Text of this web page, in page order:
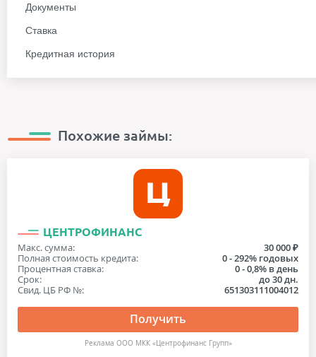
Без поручителей
Без электронной почты
Не выходя из дома
С личным кабинетом
с 20 лет
с 21 года
с 22 лет
На карту МИР
На карту Сбербанка
Безработным
Должникам
Пенсионерам
Студентам
Документы
Без проверок и справок
Без снилс
По паспорту
Ставка
Без процентов
Под 0 процентов
Кредитная история
Без проверки кредитной истории
Похожие займы:
ЦЕНТРОФИНАНС
Макс. сумма:
30 000 ₽
Полная стоимость кредита:
0 - 292% годовых
Процентная ставка:
0 - 0,8% в день
Срок:
до 30 дн.
Свид. ЦБ РФ №:
651303111004012
Получить
Реклама ООО МКК «Центрофинанс Групп»